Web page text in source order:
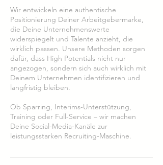
Wir entwickeln eine authentische
Positionierung Deiner Arbeitgebermarke,
die Deine Unternehmenswerte
widerspiegelt und Talente anzieht, die
wirklich passen. Unsere Methoden sorgen
dafür, dass High Potentials nicht nur
angezogen, sondern sich auch wirklich mit
Deinem Unternehmen identifizieren und
langfristig bleiben.
Ob Sparring, Interims-Unterstützung,
Training oder Full-Service – wir machen
Deine Social-Media-Kanäle zur
leistungsstarken Recruiting-Maschine.